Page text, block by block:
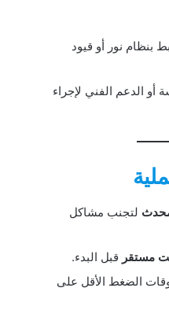
نور أو قيود
أو الدعم الفني لإجراء
لتجنب مشاكل
مستقر قبل البدء.
الضغط الأقل على